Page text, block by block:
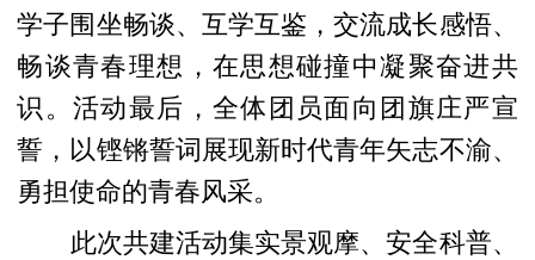
学子围坐畅谈、互学互鉴，交流成长感悟、
畅谈青春理想，在思想碰撞中凝聚奋进共
识。活动最后，全体团员面向团旗庄严宣
誓，以铿锵誓词展现新时代青年矢志不渝、
勇担使命的青春风采。
此次共建活动集实景观摩、安全科普、